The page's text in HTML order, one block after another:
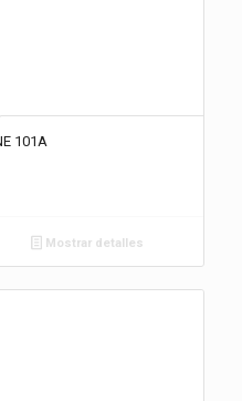
101A
Mostrar detalles